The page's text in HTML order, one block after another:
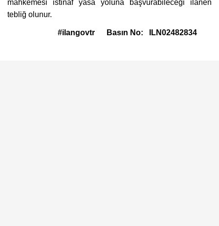
mahkemesi istinaf yasa yoluna başvurabileceği ilanen
tebliğ olunur.
#ilangovtr Basın No: ILN02482834